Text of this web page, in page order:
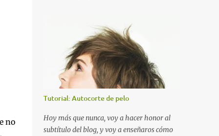
no
Tutorial: Autocorte de pelo
Hoy más que nunca, voy a hacer honor al
subtítulo del blog, y voy a enseñaros cómo